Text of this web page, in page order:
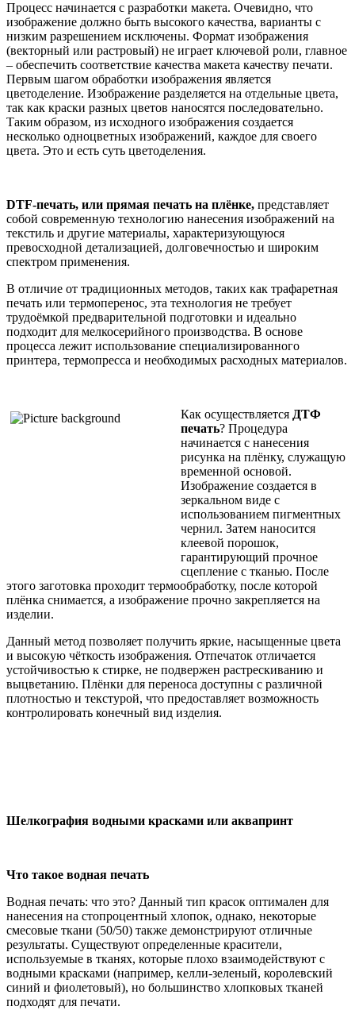
Процесс начинается с разработки макета. Очевидно, что
изображение должно быть высокого качества, варианты с
низким разрешением исключены. Формат изображения
(векторный или растровый) не играет ключевой роли, главное
– обеспечить соответствие качества макета качеству печати.
Первым шагом обработки изображения является
цветоделение. Изображение разделяется на отдельные цвета,
так как краски разных цветов наносятся последовательно.
Таким образом, из исходного изображения создается
несколько одноцветных изображений, каждое для своего
цвета. Это и есть суть цветоделения.
DTF-печать, или прямая печать на плёнке, представляет
собой современную технологию нанесения изображений на
текстиль и другие материалы, характеризующуюся
превосходной детализацией, долговечностью и широким
спектром применения.
В отличие от традиционных методов, таких как трафаретная
печать или термоперенос, эта технология не требует
трудоёмкой предварительной подготовки и идеально
подходит для мелкосерийного производства. В основе
процесса лежит использование специализированного
принтера, термопресса и необходимых расходных материалов.
Как осуществляется ДТФ
печать? Процедура
начинается с нанесения
рисунка на плёнку, служащую
временной основой.
Изображение создается в
зеркальном виде с
использованием пигментных
чернил. Затем наносится
клеевой порошок,
гарантирующий прочное
сцепление с тканью. После
этого заготовка проходит термообработку, после которой
плёнка снимается, а изображение прочно закрепляется на
изделии.
Данный метод позволяет получить яркие, насыщенные цвета
и высокую чёткость изображения. Отпечаток отличается
устойчивостью к стирке, не подвержен растрескиванию и
выцветанию. Плёнки для переноса доступны с различной
плотностью и текстурой, что предоставляет возможность
контролировать конечный вид изделия.
Шелкография водными красками или аквапринт
Что такое водная печать
Водная печать: что это? Данный тип красок оптимален для
нанесения на стопроцентный хлопок, однако, некоторые
смесовые ткани (50/50) также демонстрируют отличные
результаты. Существуют определенные красители,
используемые в тканях, которые плохо взаимодействуют с
водными красками (например, келли-зеленый, королевский
синий и фиолетовый), но большинство хлопковых тканей
подходят для печати.